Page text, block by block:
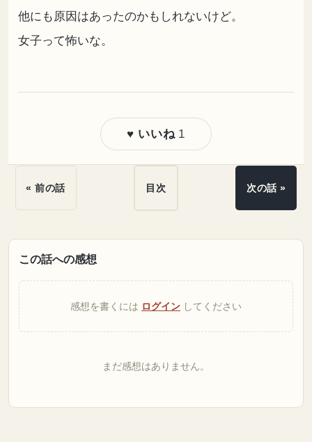
他にも原因はあったのかもしれないけど。
女子って怖いな。
♥ いいね 1
« 前の話 目次 次の話 »
この話への感想
感想を書くには ログイン してください
まだ感想はありません。